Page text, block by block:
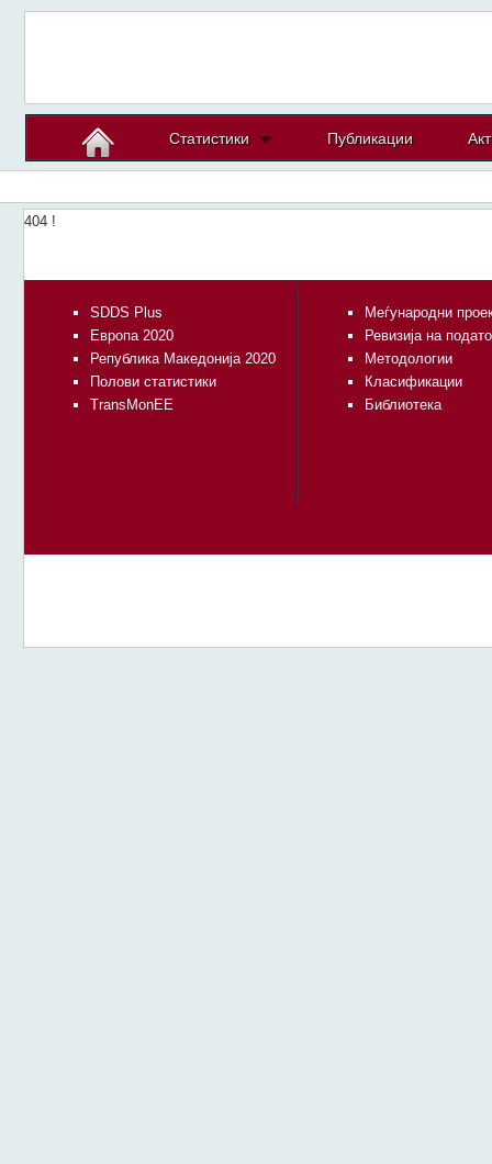
Статистики Публикации
404 !
SDDS Plus
Европа 2020
Република Македонија 2020
Полови статистики
TransMonEE
Меѓународни
Ревизија на
Методологии
Класификации
Библиотека